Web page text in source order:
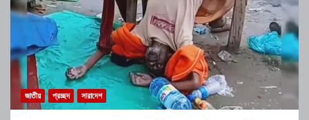
জাতীয় প্রচ্ছদ সারাদেশ